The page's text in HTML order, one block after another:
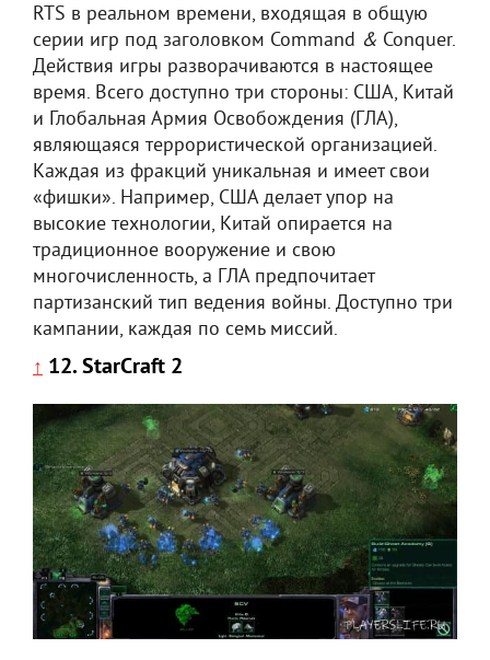
RTS в реальном времени, входящая в общую
серии игр под заголовком Command & Conquer.
Действия игры разворачиваются в настоящее
время. Всего доступно три стороны: США, Китай
и Глобальная Армия Освобождения (ГЛА),
являющаяся террористической организацией.
Каждая из фракций уникальная и имеет свои
«фишки». Например, США делает упор на
высокие технологии, Китай опирается на
традиционное вооружение и свою
многочисленность, а ГЛА предпочитает
партизанский тип ведения войны. Доступно три
кампании, каждая по семь миссий.
↑ 12. StarCraft 2